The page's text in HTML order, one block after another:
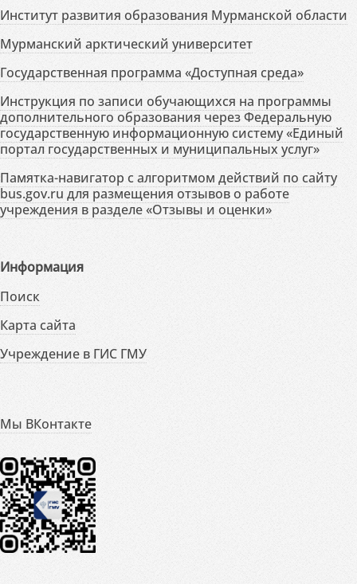
Институт развития образования Мурманской области
Мурманский арктический университет
Государственная программа «Доступная среда»
Инструкция по записи обучающихся на программы
дополнительного образования через Федеральную
государственную информационную систему «Единый
портал государственных и муниципальных услуг»
Памятка-навигатор с алгоритмом действий по сайту
bus.gov.ru для размещения отзывов о работе
учреждения в разделе «Отзывы и оценки»
Информация
Поиск
Карта сайта
Учреждение в ГИС ГМУ
Мы ВКонтакте